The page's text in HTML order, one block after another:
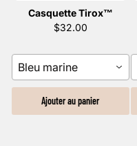
Casquette Tirox™️
$32.00
Bleu marine
Ajouter au panier